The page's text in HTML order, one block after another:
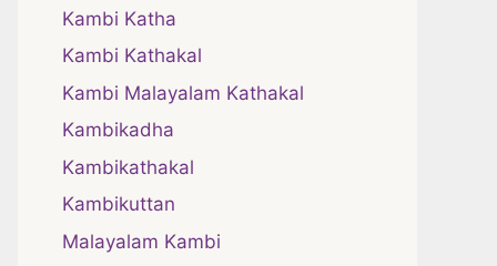
Kambi Katha
Kambi Kathakal
Kambi Malayalam Kathakal
Kambikadha
Kambikathakal
Kambikuttan
Malayalam Kambi